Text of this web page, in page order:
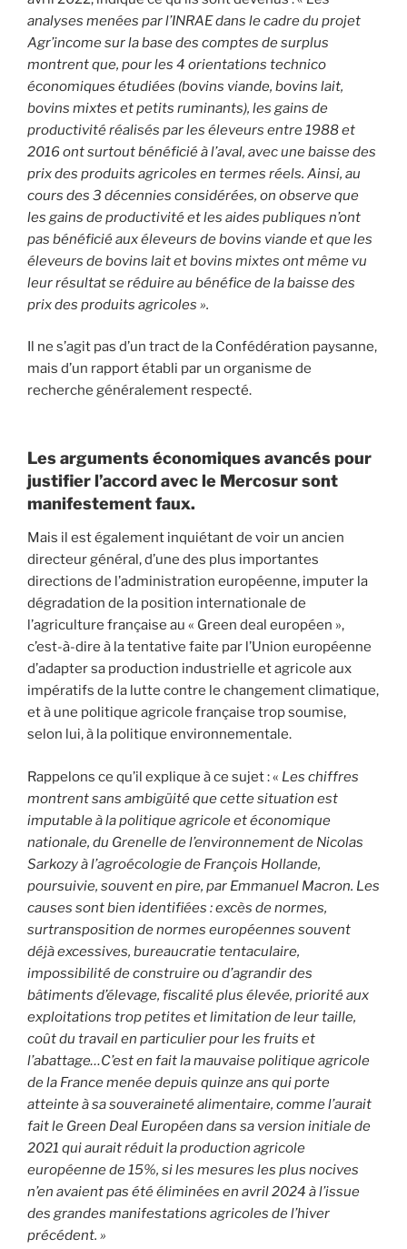
analyses menées par l’INRAE dans le cadre du projet
Agr’income sur la base des comptes de surplus
montrent que, pour les 4 orientations technico
économiques étudiées (bovins viande, bovins lait,
bovins mixtes et petits ruminants), les gains de
productivité réalisés par les éleveurs entre 1988 et
2016 ont surtout bénéficié à l’aval, avec une baisse des
prix des produits agricoles en termes réels. Ainsi, au
cours des 3 décennies considérées, on observe que
les gains de productivité et les aides publiques n’ont
pas bénéficié aux éleveurs de bovins viande et que les
éleveurs de bovins lait et bovins mixtes ont même vu
leur résultat se réduire au bénéfice de la baisse des
prix des produits agricoles ».
Il ne s’agit pas d’un tract de la Confédération paysanne,
mais d’un rapport établi par un organisme de
recherche généralement respecté.
Les arguments économiques avancés pour
justifier l’accord avec le Mercosur sont
manifestement faux.
Mais il est également inquiétant de voir un ancien
directeur général, d’une des plus importantes
directions de l’administration européenne, imputer la
dégradation de la position internationale de
l’agriculture française au « Green deal européen »,
c’est-à-dire à la tentative faite par l’Union européenne
d’adapter sa production industrielle et agricole aux
impératifs de la lutte contre le changement climatique,
et à une politique agricole française trop soumise,
selon lui, à la politique environnementale.
Rappelons ce qu’il explique à ce sujet : « Les chiffres
montrent sans ambigüité que cette situation est
imputable à la politique agricole et économique
nationale, du Grenelle de l’environnement de Nicolas
Sarkozy à l’agroécologie de François Hollande,
poursuivie, souvent en pire, par Emmanuel Macron. Les
causes sont bien identifiées : excès de normes,
surtransposition de normes européennes souvent
déjà excessives, bureaucratie tentaculaire,
impossibilité de construire ou d’agrandir des
bâtiments d’élevage, fiscalité plus élevée, priorité aux
exploitations trop petites et limitation de leur taille,
coût du travail en particulier pour les fruits et
l’abattage…C’est en fait la mauvaise politique agricole
de la France menée depuis quinze ans qui porte
atteinte à sa souveraineté alimentaire, comme l’aurait
fait le Green Deal Européen dans sa version initiale de
2021 qui aurait réduit la production agricole
européenne de 15%, si les mesures les plus nocives
n’en avaient pas été éliminées en avril 2024 à l’issue
des grandes manifestations agricoles de l’hiver
précédent. »